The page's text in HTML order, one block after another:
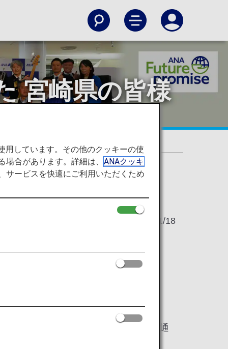
宮崎県の皆様
感謝を込めて」
2023/01/18
るステージでの催し物や展示などを通
用しています。その他のクッキーの使
場合があります。詳細は、ANAクッキ
サービスを快適にご利用いただくため